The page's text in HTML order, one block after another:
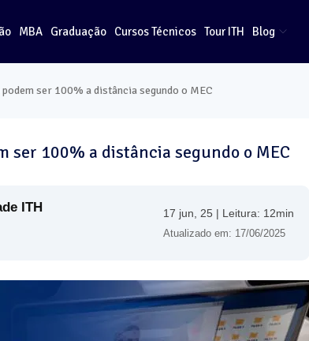
MBA Graduação Cursos Técnicos Tour ITH Blog
ser 100% a distância segundo o MEC
ser 100% a distância segundo o MEC
ITH 17 jun, 25 | Leitura: 12min
Atualizado em: 17/06/2025